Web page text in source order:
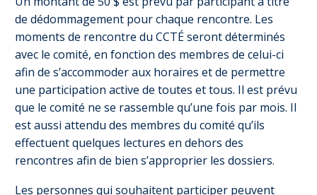
de dédommagement pour chaque rencontre. Les
moments de rencontre du CCTÉ seront déterminés
avec le comité, en fonction des membres de celui-ci
afin de s’accommoder aux horaires et de permettre
une participation active de toutes et tous. Il est prévu
que le comité ne se rassemble qu’une fois par mois. Il
est aussi attendu des membres du comité qu’ils
effectuent quelques lectures en dehors des
rencontres afin de bien s’approprier les dossiers.
Les personnes qui souhaitent participer peuvent